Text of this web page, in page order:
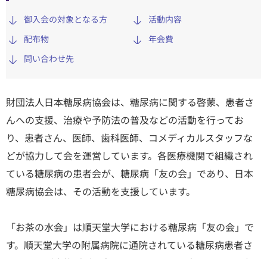
御入会の対象となる方
活動内容
配布物
年会費
問い合わせ先
財団法人日本糖尿病協会は、糖尿病に関する啓蒙、患者さ
んへの支援、治療や予防法の普及などの活動を行ってお
り、患者さん、医師、歯科医師、コメディカルスタッフな
どが協力して会を運営しています。各医療機関で組織され
ている糖尿病の患者会が、糖尿病「友の会」であり、日本
糖尿病協会は、その活動を支援しています。
「お茶の水会」は順天堂大学における糖尿病「友の会」で
す。順天堂大学の附属病院に通院されている糖尿病患者さ
診療科・部門
医療関係者の方
順天堂医院について
医院TIMES
研修・入局 採用情報
（臨床研究・治験センター）